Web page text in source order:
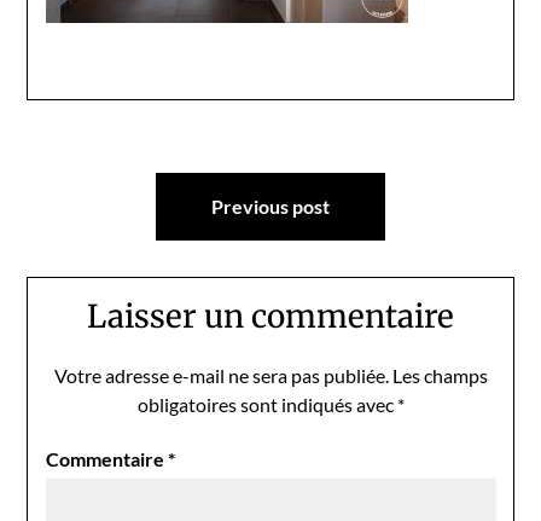
Navigation
Previous post
Laisser un commentaire
Votre adresse e-mail ne sera pas publiée. Les champs
obligatoires sont indiqués avec *
Commentaire*